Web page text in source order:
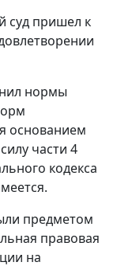
суд пришел к
нормы
основанием
части 4
кодекса
предметом
правовая
на